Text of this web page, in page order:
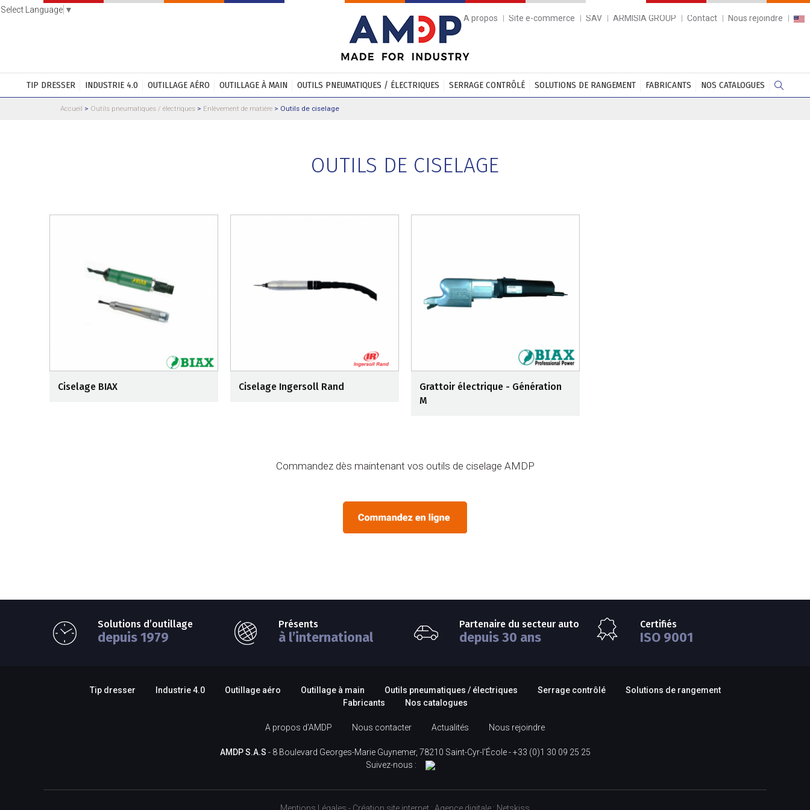
Select Language ▼
A propos
Site e-commerce SAV ARMISIA GROUP Contact Nous rejoindre
TIP DRESSER INDUSTRIE 4.0 OUTILLAGE AÉRO OUTILLAGE À MAIN OUTILS PNEUMATIQUES / ÉLECTRIQUES SERRAGE CONTRÔLÉ SOLUTIONS DE RANGEMENT FABRICANTS NOS CATALOGUES
Accueil > Outils pneumatiques / électriques > Enlèvement de matière > Outils de ciselage
OUTILS DE CISELAGE
Ciselage BIAX Ciselage Ingersoll Rand
Grattoir électrique - Génération
M
Commandez dès maintenant vos outils de ciselage AMDP
Solutions d’outillage
depuis 1979
Présents
à l’international
Partenaire du secteur auto
depuis 30 ans
Certifiés
ISO 9001
Tip dresser Industrie 4.0 Outillage aéro Outillage à main Outils pneumatiques / électriques Serrage contrôlé
Solutions de rangement
Fabricants
Nos catalogues
A propos d’AMDP Nous contacter Actualités Nous rejoindre
AMDP S.A.S - 8 Boulevard Georges-Marie Guynemer, 78210 Saint-Cyr-l'École -+33 (0)1 30 09 25 25
Suivez-nous :